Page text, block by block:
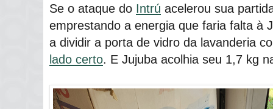
Se o ataque do Intrú acelerou sua
emprestando a energia que faria falta à
a dividir a porta de vidro da lavanderia
lado certo. E Jujuba acolhia seu 1,7 kg